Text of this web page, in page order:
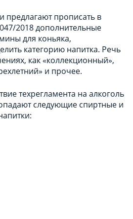
предлагают прописать в
2018 дополнительные
для коньяка,
категорию напитка. Речь
как «коллекционный»,
и прочее.
техрегламента на алкоголь
следующие спиртные и